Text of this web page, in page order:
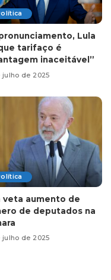
Lula
tarifaço é
inaceitável”
julho de 2025
veta aumento de
de deputados na
julho de 2025